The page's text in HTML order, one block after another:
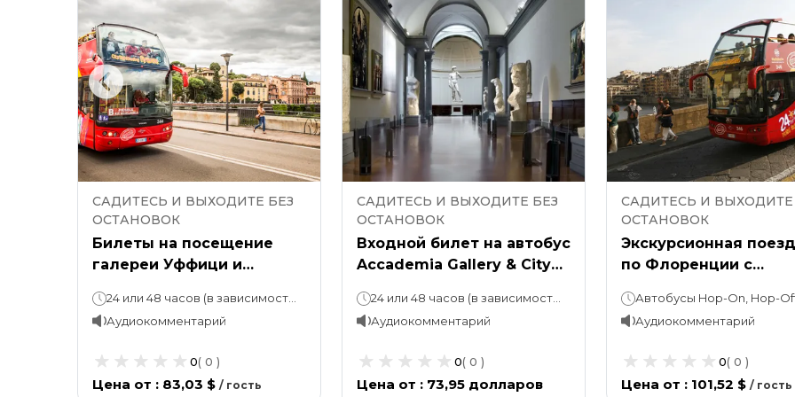
САДИТЕСЬ И ВЫХОДИТЕ БЕЗ
ОСТАНОВОК
Билеты на посещение
галереи Уффици и
Флоренции с
возможностью высадки и
остановках.
24 или 48 часов (в зависимости от вашего выбора)
Аудиокомментарий
0( 0 )
Цена от : 83,03 $ / гость
САДИТЕСЬ И ВЫХОДИТЕ БЕЗ
ОСТАНОВОК
Входной билет на автобус
Accademia Gallery & City
любой остановке)
24 или 48 часов (в зависимости от вашего выбора)
Аудиокомментарий
0( 0 )
Цена от : 73,95 долларов
САДИТЕСЬ И ВЫХОДИТЕ
ОСТАНОВОК
Экскурсионная
по Флоренции с
и гидом по Чинкве-
Автобусы Hop-On, Hop-Off: 24, 48 или 72 часа. Экскурсия по Чинкве-
Аудиокомментарий
0( 0 )
Цена от : 101,52 $ / гость